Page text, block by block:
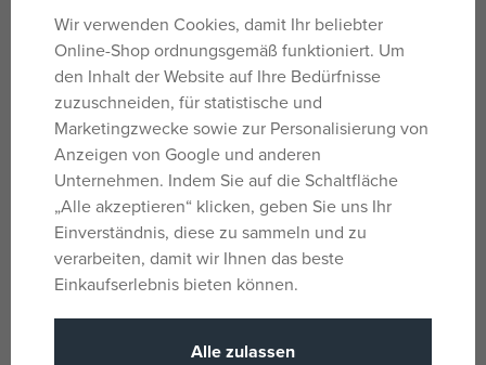
Modell ist mit Gummireifen ausgestattet. Verpackt in einer
Blisterverpackung.
Modellmaße: 3 x 3 x 8 cm.
Verpackungsmaße: 7,8 x 9,5 x 4 cm.
Alter: 3+
Parameter
Wir verwenden Cookies, damit Ihr beliebter
Online-Shop ordnungsgemäß funktioniert. Um
den Inhalt der Website auf Ihre Bedürfnisse
zuzuschneiden, für statistische und
Marketingzwecke sowie zur Personalisierung von
Anzeigen von Google und anderen
Unternehmen. Indem Sie auf die Schaltfläche
„Alle akzeptieren“ klicken, geben Sie uns Ihr
Einverständnis, diese zu sammeln und zu
verarbeiten, damit wir Ihnen das beste
Einkaufserlebnis bieten können.
Alle zulassen